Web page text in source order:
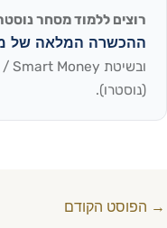
רוצים ללמוד מסחר
ההכשרה המלאה של
(נוסטרו).
→ הפוסט הקודם